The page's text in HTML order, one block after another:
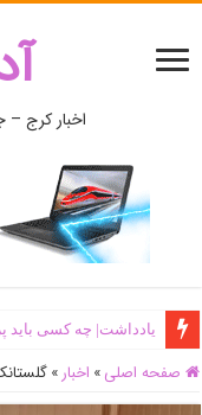
اخبار کرج –
یادداشت| ‌چه کسی باید
صفحه اصلی » اخبار »